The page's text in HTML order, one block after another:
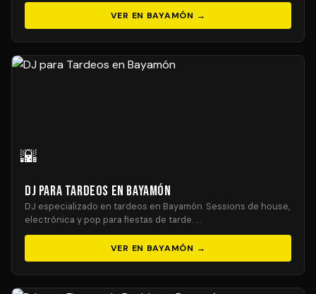
VER EN BAYAMÓN →
🌇
DJ para Tardeos en Bayamón
DJ especializado en tardeos en Bayamón. Sessions de house,
electrónica y pop para fiestas de tarde. …
VER EN BAYAMÓN →